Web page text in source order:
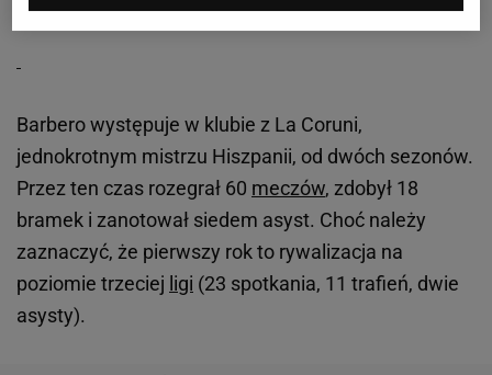
Barbero występuje w klubie z La Coruni,
jednokrotnym mistrzu Hiszpanii, od dwóch sezonów.
Przez ten czas rozegrał 60 meczów, zdobył 18
bramek i zanotował siedem asyst. Choć należy
zaznaczyć, że pierwszy rok to rywalizacja na
poziomie trzeciej ligi (23 spotkania, 11 trafień, dwie
asysty).